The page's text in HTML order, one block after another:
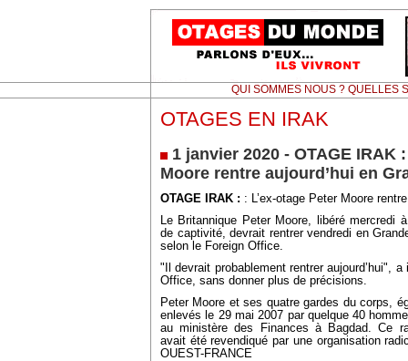
QUI SOMMES NOUS ? QUELLES
OTAGES EN IRAK
1 janvier 2020 - OTAGE IRAK
Moore rentre aujourd’hui en
OTAGE IRAK : : L’ex-otage Peter Moore
Le Britannique Peter Moore, libéré mercredi
de captivité, devrait rentrer vendredi en
selon le Foreign Office.
"Il devrait probablement rentrer aujourd’hui",
Office, sans donner plus de précisions.
Peter Moore et ses quatre gardes du corps,
enlevés le 29 mai 2007 par quelque 40
au ministère des Finances à Bagdad. Ce
avait été revendiqué par une organisation
OUEST-FRANCE